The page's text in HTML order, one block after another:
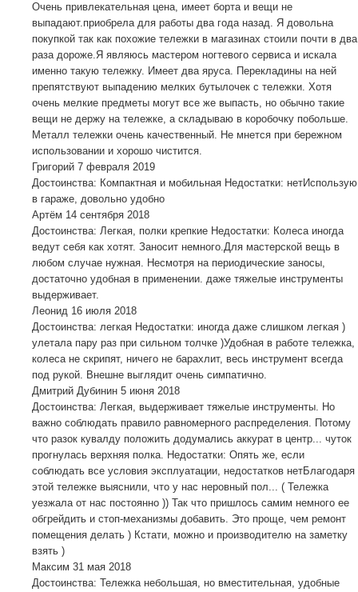
Очень привлекательная цена, имеет борта и вещи не
выпадают.приобрела для работы два года назад. Я довольна
покупкой так как похожие тележки в магазинах стоили почти в два
раза дороже.Я являюсь мастером ногтевого сервиса и искала
именно такую тележку. Имеет два яруса. Перекладины на ней
препятствуют выпадению мелких бутылочек с тележки. Хотя
очень мелкие предметы могут все же выпасть, но обычно такие
вещи не держу на тележке, а складываю в коробочку побольше.
Металл тележки очень качественный. Не мнется при бережном
использовании и хорошо чистится.
Григорий 7 февраля 2019
Достоинства: Компактная и мобильная Недостатки: нетИспользую
в гараже, довольно удобно
Артём 14 сентября 2018
Достоинства: Легкая, полки крепкие Недостатки: Колеса иногда
ведут себя как хотят. Заносит немного.Для мастерской вещь в
любом случае нужная. Несмотря на периодические заносы,
достаточно удобная в применении. даже тяжелые инструменты
выдерживает.
Леонид 16 июля 2018
Достоинства: легкая Недостатки: иногда даже слишком легкая )
улетала пару раз при сильном толчке )Удобная в работе тележка,
колеса не скрипят, ничего не барахлит, весь инструмент всегда
под рукой. Внешне выглядит очень симпатично.
Дмитрий Дубинин 5 июня 2018
Достоинства: Легкая, выдерживает тяжелые инструменты. Но
важно соблюдать правило равномерного распределения. Потому
что разок кувалду положить додумались аккурат в центр... чуток
прогнулась верхняя полка. Недостатки: Опять же, если
соблюдать все условия эксплуатации, недостатков нетБлагодаря
этой тележке выяснили, что у нас неровный пол... ( Тележка
уезжала от нас постоянно )) Так что пришлось самим немного ее
обгрейдить и стоп-механизмы добавить. Это проще, чем ремонт
помещения делать ) Кстати, можно и производителю на заметку
взять )
Максим 31 мая 2018
Достоинства: Тележка небольшая, но вместительная, удобные